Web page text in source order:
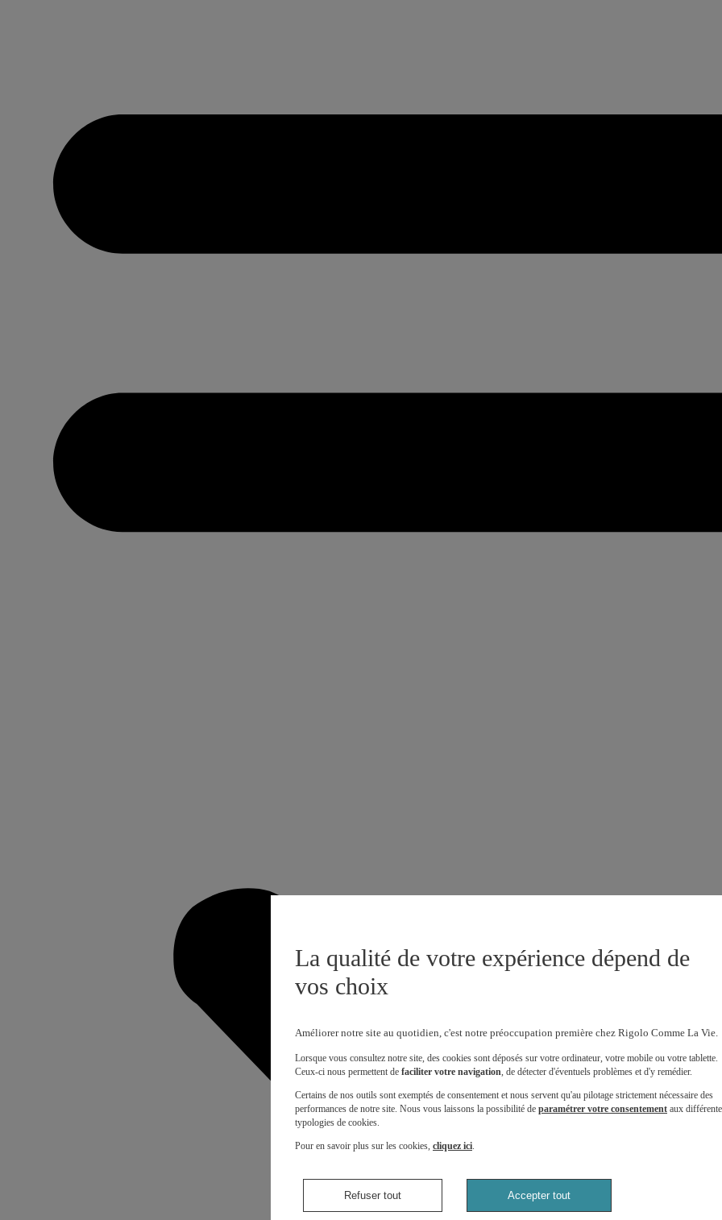
La qualité de votre expérience dépend de
vos choix
Améliorer notre site au quotidien, c'est notre préoccupation première chez Rigolo Comme La Vie.
Lorsque vous consultez notre site, des cookies sont déposés sur votre ordinateur, votre mobile ou votre tablette.
Ceux-ci nous permettent de faciliter votre navigation , de détecter d'éventuels problèmes et d'y remédier.
Certains de nos outils sont exemptés de consentement et nous servent qu'au pilotage strictement nécessaire des
performances de notre site. Nous vous laissons la possibilité de paramétrer votre consentement aux
typologies de cookies.
Pour en savoir plus sur les cookies, cliquez ici
Refuser tout Accepter tout